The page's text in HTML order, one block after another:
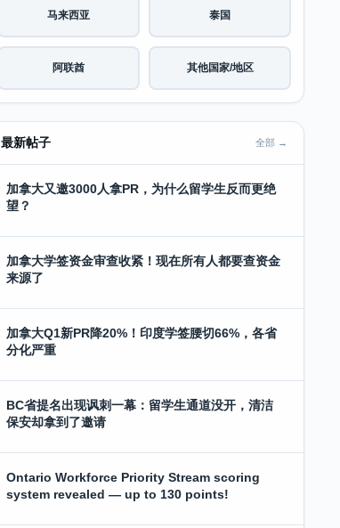
马来西亚 泰国
阿联酋 其他国家/地区
最新帖子 全部 →
加拿大又邀3000人拿PR，为什么留学生反而更绝
望？
加拿大学签资金审查收紧！现在所有人都要查资金
来源了
加拿大Q1新PR降20%！印度学签腰切66%，各省
分化严重
BC省提名出现讽刺一幕：留学生通道没开，清洁
保安却拿到了邀请
Ontario Workforce Priority Stream scoring
system revealed — up to 130 points!